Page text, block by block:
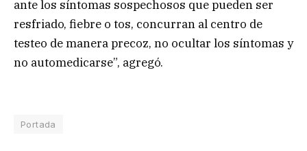
ante los síntomas sospechosos que pueden ser
resfriado, fiebre o tos, concurran al centro de
testeo de manera precoz, no ocultar los síntomas y
no automedicarse”, agregó.
Portada